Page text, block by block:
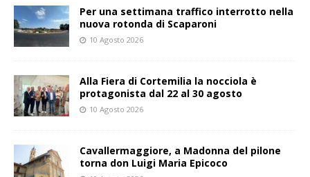
Per una settimana traffico interrotto nella
nuova rotonda di Scaparoni
10 Agosto 2026
Alla Fiera di Cortemilia la nocciola è
protagonista dal 22 al 30 agosto
10 Agosto 2026
Cavallermaggiore, a Madonna del pilone
torna don Luigi Maria Epicoco